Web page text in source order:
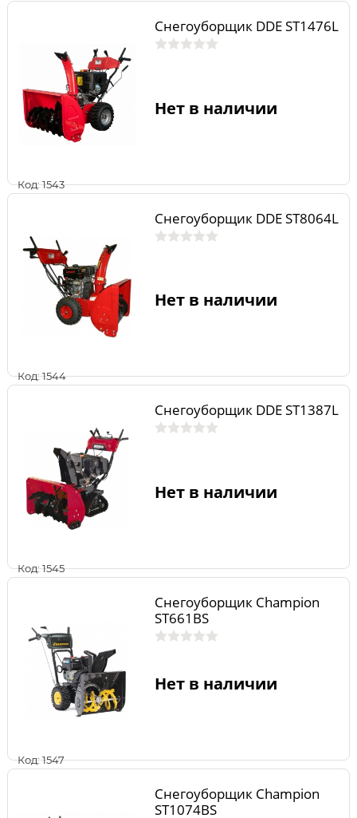
Код: 1543
Снегоуборщик DDE ST1476L
Нет в наличии
Код: 1544
Снегоуборщик DDE ST8064L
Нет в наличии
Код: 1545
Снегоуборщик DDE ST1387L
Нет в наличии
Код: 1547
Снегоуборщик Champion
ST661BS
Нет в наличии
Снегоуборщик Champion
ST1074BS